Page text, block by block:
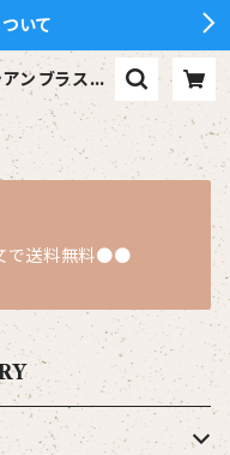
いて
ンブラス【x
プ
で送料無料●●